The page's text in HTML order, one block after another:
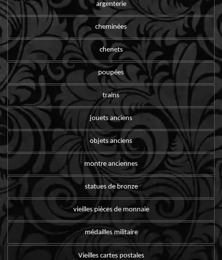
argenterie
cheminées
chenets
poupées
trains
jouets anciens
objets anciens
montre anciennes
statues de bronze
vieilles pièces de monnaie
médailles militaire
Vieilles cartes postales